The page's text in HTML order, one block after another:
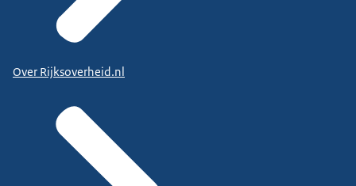
Over Rijksoverheid.nl